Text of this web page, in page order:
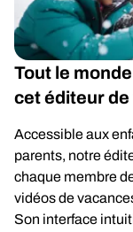
Tout le
cet éditeur
Accessible aux
parents, notre
chaque membre
vidéos de
Son interface